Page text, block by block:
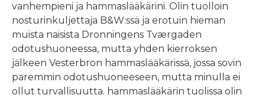
vanhempieni ja hammaslääkärini. Olin tuolloin
nosturinkuljettaja B&W:ssä ja erotuin hieman
muista naisista Dronningens Tværgaden
odotushuoneessa, mutta yhden kierroksen
jälkeen Vesterbron hammaslääkärissä, jossa sovin
paremmin odotushuoneeseen, mutta minulla ei
ollut turvallisuutta. hammaslääkärin tuolissa olin